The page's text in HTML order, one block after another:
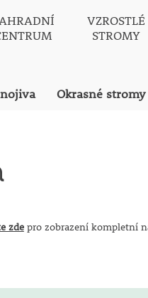
VZROSTLÉ
STROMY
Okrasné
zdepro zobrazení kompletní